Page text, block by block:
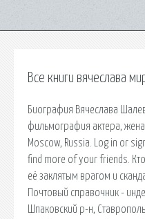
Все книги вячеслава
Биография Вячеслава
фильмография актера,
Moscow, Russia. Log in or
find more of your friends. Кто
её заклятым врагом и
Почтовый справочник -
Шпаковский р-н,